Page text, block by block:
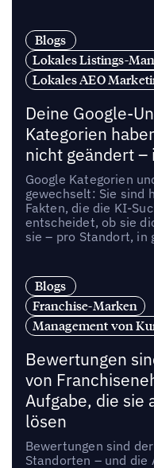
Blogs
Lokales Listings-
Lokales AEO
Deine Google-
Kategorien
nicht geändert –
Google Kategorien
gewechselt: Sie sind
Fakten, die die KI-
entscheidet, ob sie
sie – pro Standort, in
Blogs
Franchise-Marken
Management von
Bewertungen
von
Aufgabe, die sie
lösen
Bewertungen sind
Standorten – und die